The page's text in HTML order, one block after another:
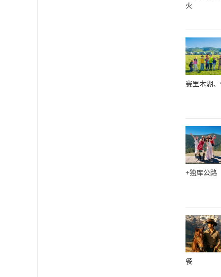
火
赛里木湖
+独库公路
餐